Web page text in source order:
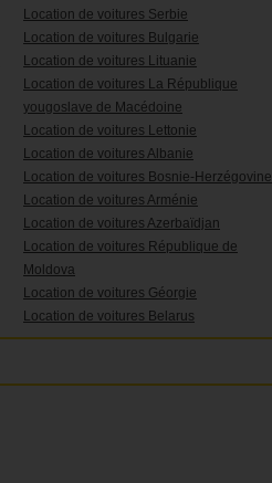
Location de voitures Serbie
Location de voitures Bulgarie
Location de voitures Lituanie
Location de voitures La République
yougoslave de Macédoine
Location de voitures Lettonie
Location de voitures Albanie
Location de voitures Bosnie-Herzégovine
Location de voitures Arménie
Location de voitures Azerbaïdjan
Location de voitures République de
Moldova
Location de voitures Géorgie
Location de voitures Belarus